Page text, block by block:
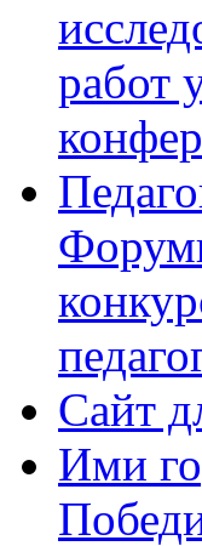
работ
Сайт
Ими